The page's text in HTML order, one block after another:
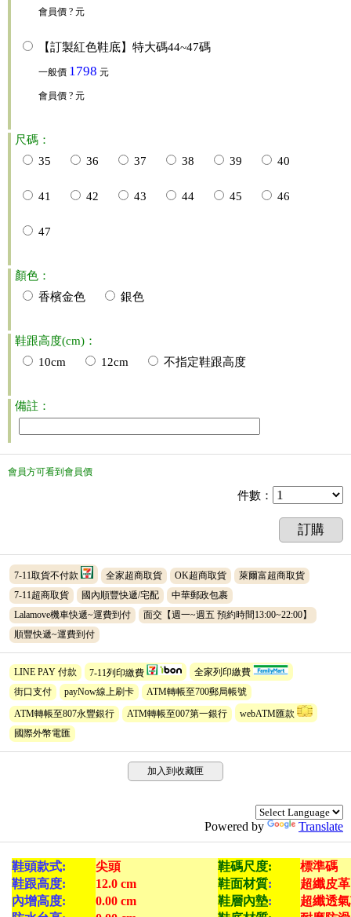
會員價 ? 元
【訂製紅色鞋底】特大碼44~47碼
一般價 1798 元
會員價 ? 元
尺碼：
35
36 37 38 39 40
41 42 43 44 45 46
47
顏色：
香檳金色
銀色
鞋跟高度(cm)：
10cm
12cm 不指定鞋跟高度
備註：
會員方可看到會員價
件數 ：
訂購
7-11取貨不付款 全家超商取貨 OK超商取貨
萊爾富超商取貨
7-11超商取貨
國內順豐快遞/宅配
中華郵政包裹
Lalamove機車快遞~運費到付
面交【週一~週五 預約時間13:00~22:00】
順豐快遞~運費到付
LINE PAY 付款 7-11列印繳費
全家列印繳費
街口支付
payNow線上刷卡 ATM轉帳至700郵局帳號
ATM轉帳至807永豐銀行 ATM轉帳至007第一銀行
webATM匯款
國際外幣電匯
加入到收藏匣
Powered by Translate
鞋頭款式: 尖頭 鞋碼尺度:
標準碼
鞋跟高度:
12.0 cm 鞋面材質:
超纖皮革
內增高度:
0.00 cm 鞋層內墊:
超纖透